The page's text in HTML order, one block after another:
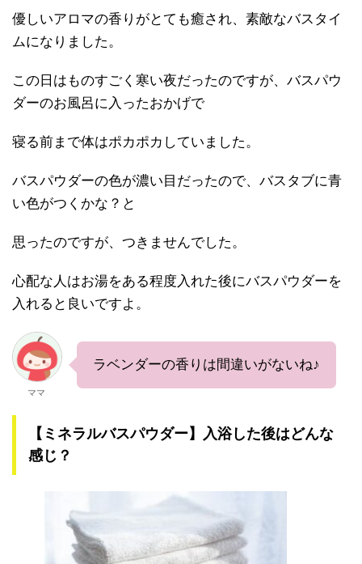
優しいアロマの香りがとても癒され、素敵なバスタイ
ムになりました。
この日はものすごく寒い夜だったのですが、バスパウ
ダーのお風呂に入ったおかげで
寝る前まで体はポカポカしていました。
バスパウダーの色が濃い目だったので、バスタブに青
い色がつくかな？と
思ったのですが、つきませんでした。
心配な人はお湯をある程度入れた後にバスパウダーを
入れると良いですよ。
ママ
ラベンダーの香りは間違いがないね♪
【ミネラルバスパウダー】入浴した後はどんな
感じ？